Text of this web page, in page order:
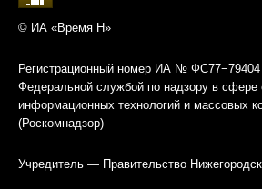
© ИА «Время Н»
Регистрационный номер ИА № ФС77−79404
Федеральной службой по надзору в сфере
информационных технологий и массовых
(Роскомнадзор)
Учредитель — Правительство